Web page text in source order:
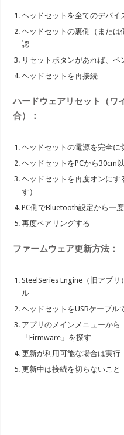
ヘッドセットを全てのデバイ
ヘッドセットの裏側（また
認
リセットボタンがあれば、
ヘッドセットを再接続
ハードウェアリセット（ワ
合）：
ヘッドセットの電源を完全に
ヘッドセットをPCから30cm
ヘッドセットを再度オンにす
す）
PC側でBluetooth設定から一
再度ペアリングする
ファームウェア更新方法：
SteelSeries Engine（旧アプ
ル
ヘッドセットをUSBケーブル
アプリのメインメニューから
「Firmware」を探す
更新が利用可能な場合は実行
更新中は接続を切らないこと